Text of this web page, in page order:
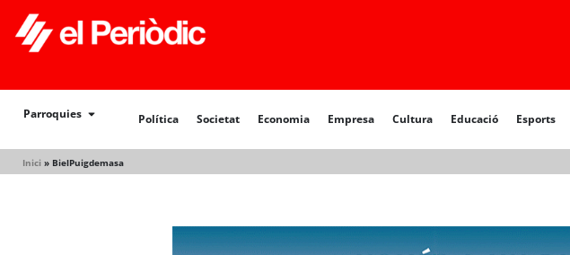
Parroquies Política Societat Economia Empresa Cultura Educació Esports
Inici » BielPuigdemasa
Política Societat